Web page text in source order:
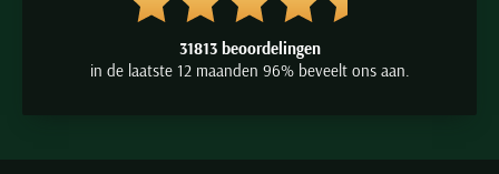
31813 beoordelingen
in de laatste 12 maanden 96% beveelt ons aan.